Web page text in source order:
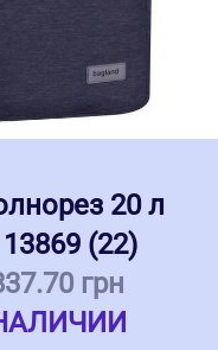
20 л
(22)
грн